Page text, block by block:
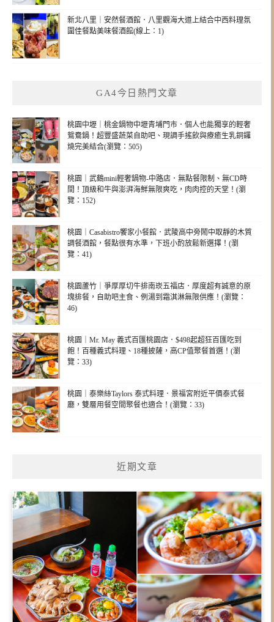
新北八里｜安然餐酒館．八里觀海大道上結合中西料理氛
圍佳餐點美味餐酒館(線上：1)
GA4今日熱門文章
桃園中壢｜桃金鍋物中壢青埔門市．個人也能獨享的輕奢
鴛鴦鍋！超豐盛蔬菜自助吧、現調手搖飲與療癒生乳銅鑼
燒完美結合(瀏覽：505)
桃園｜武鶴mini輕奢鍋物-中路店．無點餐限制、無CD時
間！頂級和牛與澎湃海鮮無限爽吃，肉肉控的天堂！(瀏
覽：152)
桃園｜Casabistro饗家小餐館．武陵高中旁鬧中取靜的木質
調餐酒館，餐點很有水準，下班小酌放鬆新選擇！(瀏
覽：41)
桃園蘆竹｜爭厚厚切牛排南崁五福店．厚度超有誠意的原
塊排餐，自助吧主食、例湯到霜淇淋無限供應！(瀏覽：
46)
桃園｜Mr. May 義式百匯桃園店．$498起超狂百匯吃到
飽！百種義式料理、18種披薩，高CP值聚餐首選！(瀏
覽：33)
桃園｜泰樂絲Taylors 泰式料理．景福宮附近平價泰式餐
廳，雙層用餐空間聚餐也適合！(瀏覽：33)
近期文章